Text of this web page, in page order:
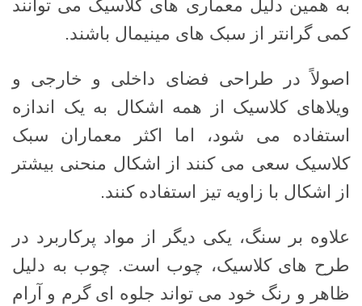
به همین دلیل معماری های کلاسیک می توانند
کمی گرانتر از سبک های مینیمال باشند.
اصولاً در طراحی فضای داخلی و خارجی و
ویلاهای کلاسیک از همه اشکال به یک اندازه
استفاده می شود، اما اکثر معماران سبک
کلاسیک سعی می کنند از اشکال منحنی بیشتر
از اشکال با زاویه تیز استفاده کنند.
علاوه بر سنگ، یکی دیگر از مواد پرکاربرد در
طرح های کلاسیک، چوب است. چوب به دلیل
ظاهر و رنگ خود می تواند جلوه ای گرم و آرام